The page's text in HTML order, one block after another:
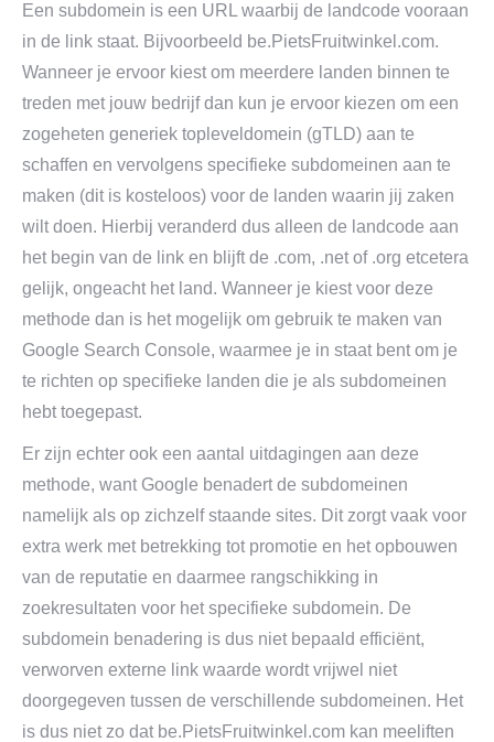
Een subdomein is een URL waarbij de landcode vooraan
in de link staat. Bijvoorbeeld be.PietsFruitwinkel.com.
Wanneer je ervoor kiest om meerdere landen binnen te
treden met jouw bedrijf dan kun je ervoor kiezen om een
zogeheten generiek topleveldomein (gTLD) aan te
schaffen en vervolgens specifieke subdomeinen aan te
maken (dit is kosteloos) voor de landen waarin jij zaken
wilt doen. Hierbij veranderd dus alleen de landcode aan
het begin van de link en blijft de .com, .net of .org etcetera
gelijk, ongeacht het land. Wanneer je kiest voor deze
methode dan is het mogelijk om gebruik te maken van
Google Search Console, waarmee je in staat bent om je
te richten op specifieke landen die je als subdomeinen
hebt toegepast.
Er zijn echter ook een aantal uitdagingen aan deze
methode, want Google benadert de subdomeinen
namelijk als op zichzelf staande sites. Dit zorgt vaak voor
extra werk met betrekking tot promotie en het opbouwen
van de reputatie en daarmee rangschikking in
zoekresultaten voor het specifieke subdomein. De
subdomein benadering is dus niet bepaald efficiënt,
verworven externe link waarde wordt vrijwel niet
doorgegeven tussen de verschillende subdomeinen. Het
is dus niet zo dat be.PietsFruitwinkel.com kan meeliften